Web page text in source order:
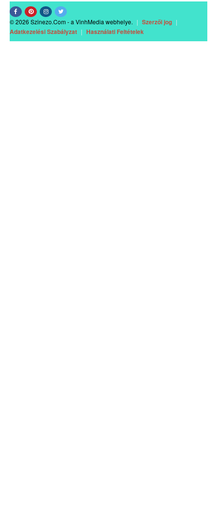
© 2026 Szinezo.Com - a VinhMedia webhelye. | Szerzői jog |
Adatkezelési Szabályzat | Használati Feltételek